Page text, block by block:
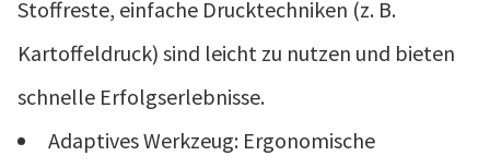
Stoffreste, einfache Drucktechniken (z. B.
Kartoffeldruck) sind leicht zu nutzen und bieten
schnelle Erfolgserlebnisse.
Adaptives Werkzeug: Ergonomische